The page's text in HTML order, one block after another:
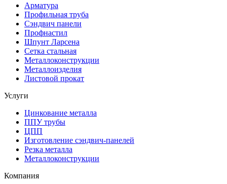
Арматура
Профильная труба
Сэндвич панели
Профнастил
Шпунт Ларсена
Сетка стальная
Металлоконструкции
Металлоизделия
Листовой прокат
Услуги
Цинкование металла
ППУ трубы
ЦПП
Изготовление сэндвич-панелей
Резка металла
Металлоконструкции
Компания